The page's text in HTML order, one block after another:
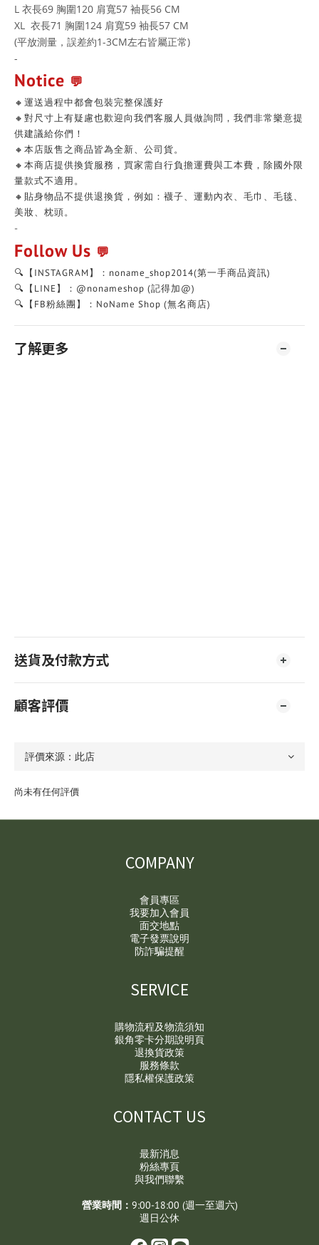
L 衣長69 胸圍120 肩寬57 袖長56 CM
XL 衣長71 胸圍124 肩寬59 袖長57 CM
(平放測量，誤差約1-3CM左右皆屬正常)
-
Notice 💬
🔸運送過程中都會包裝完整保護好
🔸對尺寸上有疑慮也歡迎向我們客服人員做詢問，我們非常樂意提
供建議給你們！
🔸本店販售之商品皆為全新、公司貨。
🔸本商店提供換貨服務，買家需自行負擔運費與工本費，除國外限
量款式不適用。
🔸貼身物品不提供退換貨，例如：襪子、運動內衣、毛巾、毛毯、
美妝、枕頭。
-
Follow Us 💬
🔍【INSTAGRAM】：noname_shop2014(第一手商品資訊)
🔍【LINE】：@nonameshop (記得加@)
🔍【FB粉絲團】：NoName Shop (無名商店)
了解更多
送貨及付款方式
顧客評價
尚未有任何評價
COMPANY
會員專區
我要加入會員
面交地點
電子發票說明
防詐騙提醒
SERVICE
購物流程及物流須知
銀角零卡分期說明頁
退換貨政策
服務條款
隱私權保護政策
CONTACT US
最新消息
粉絲專頁
與我們聯繫
營業時間： 9:00-18:00 (週一至週六)
週日公休